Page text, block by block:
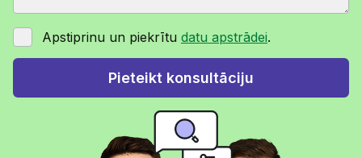
Apstiprinu un piekrītu datu apstrādei.